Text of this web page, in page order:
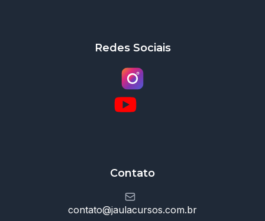
Redes Sociais
Contato
contato@jaulacursos.com.br